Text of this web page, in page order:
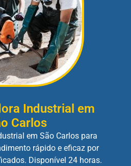
Industrial em
Carlos
em São Carlos para
rápido e eficaz por
Disponível 24 horas.